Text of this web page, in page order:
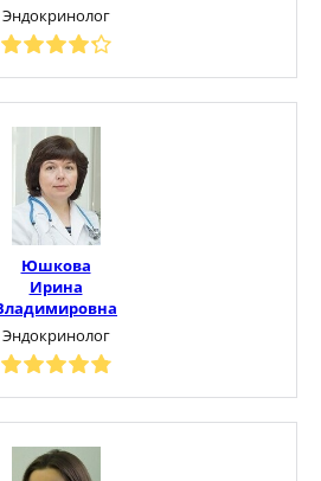
Эндокринолог
Юшкова
Ирина
Эндокринолог